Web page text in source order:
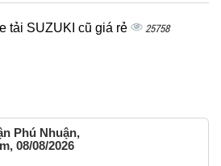
tải SUZUKI cũ giá rẻ 25758
Phú Nhuận,
08/08/2026